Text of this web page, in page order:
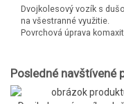
Dvojkolesový vozík s
na všestranné využitie.
Povrchová úprava
Posledné navštívené